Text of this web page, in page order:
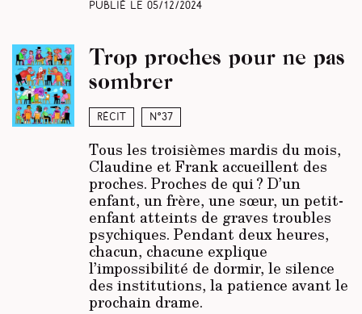
Publié le 05/12/2024
Récit N°37
Trop proches pour ne pas
sombrer
Tous les troisièmes mardis du mois,
Claudine et Frank accueillent des
proches. Proches de qui ? D’un
enfant, un frère, une sœur, un petit-
enfant atteints de graves troubles
psychiques. Pendant deux heures,
chacun, chacune explique
l’impossibilité de dormir, le silence
des institutions, la patience avant le
prochain drame.